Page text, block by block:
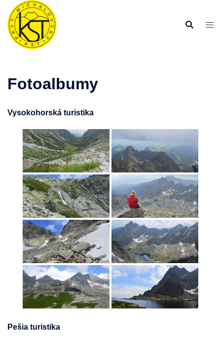
Preskočiť
obsah
Fotoalbumy
Vysokohorská turistika
Pešia turistika